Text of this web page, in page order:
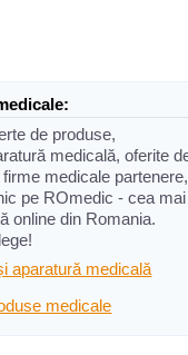
de produse,
medicală, oferite
medicale partenere,
pe ROmedic - cea mai
online din Romania.
aparatură medicală
medicale